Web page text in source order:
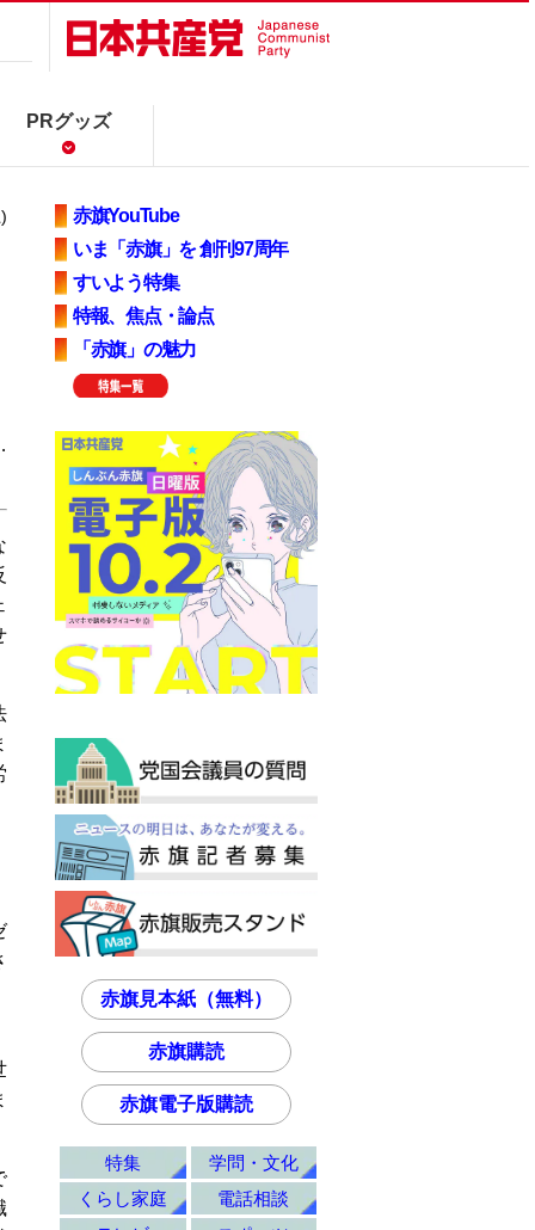
PRグッズ
赤旗YouTube
いま「赤旗」を 創刊97周年
すいよう特集
特報、焦点・論点
「赤旗」の魅力
赤旗見本紙（無料）
赤旗購読
赤旗電子版購読
特集
学問・文化
くらし家庭
電話相談